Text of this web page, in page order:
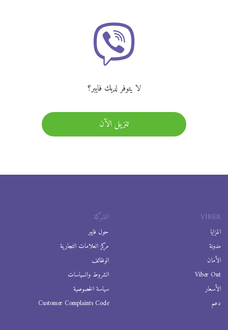
لا يتوفر لديك فايبر؟
تنزيل الآن
VIBER
المزايا
مدونة
الأمان
Viber Out
الأسعار
دعم
الشركة
حول فايبر
مركز العلامات التجارية
الوظائف
الشروط والسياسات
سياسة الخصوصية
Customer Complaints Code